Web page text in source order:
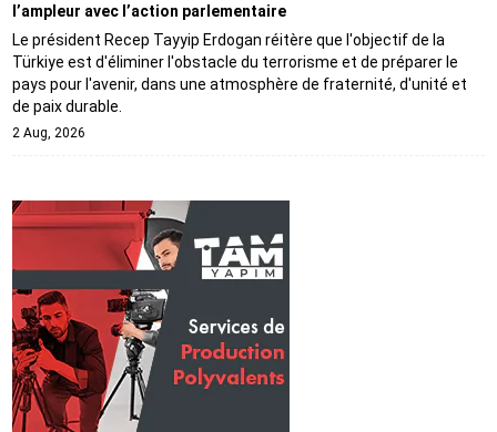
l’ampleur avec l’action parlementaire
Le président Recep Tayyip Erdogan réitère que l'objectif de la
Türkiye est d'éliminer l'obstacle du terrorisme et de préparer le
pays pour l'avenir, dans une atmosphère de fraternité, d'unité et
de paix durable.
2 Aug, 2026